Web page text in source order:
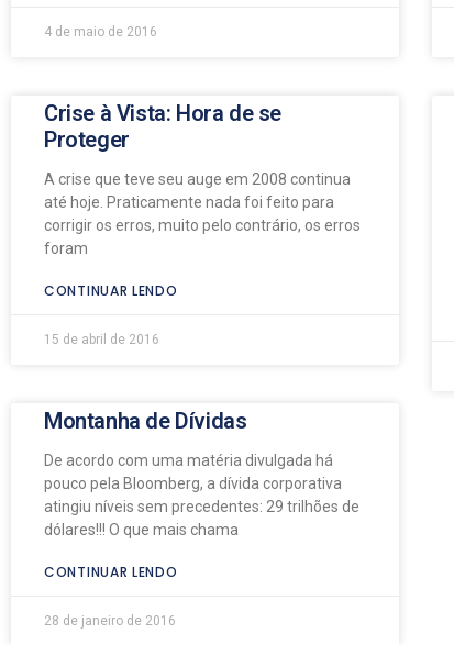
4 de maio de 2016
Crise à Vista: Hora de se
Proteger
A crise que teve seu auge em 2008 continua
até hoje. Praticamente nada foi feito para
corrigir os erros, muito pelo contrário, os erros
foram
CONTINUAR LENDO
15 de abril de 2016
Montanha de Dívidas
De acordo com uma matéria divulgada há
pouco pela Bloomberg, a dívida corporativa
atingiu níveis sem precedentes: 29 trilhões de
dólares!!! O que mais chama
CONTINUAR LENDO
28 de janeiro de 2016